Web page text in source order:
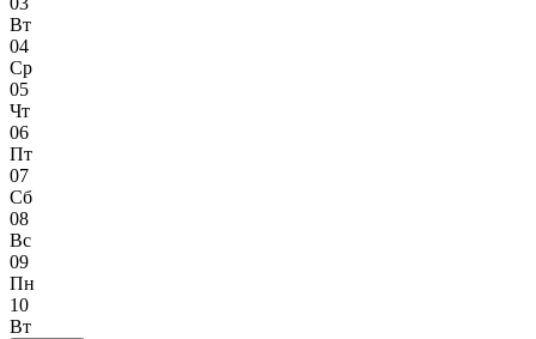
Вт
04
Ср
05
Чт
06
Пт
07
Сб
08
Вс
09
Пн
10
Вт